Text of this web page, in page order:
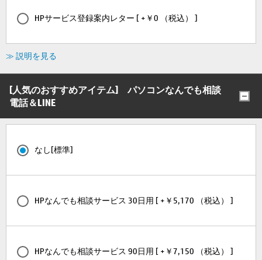
HPサービス登録案内レター [ +￥0 （税込） ]
≫ 説明を見る
[人気のおすすめアイテム] パソコンなんでも相談
電話＆LINE
なし[標準]
HPなんでも相談サービス 30日用 [ +￥5,170 （税込） ]
HPなんでも相談サービス 90日用 [ +￥7,150 （税込） ]